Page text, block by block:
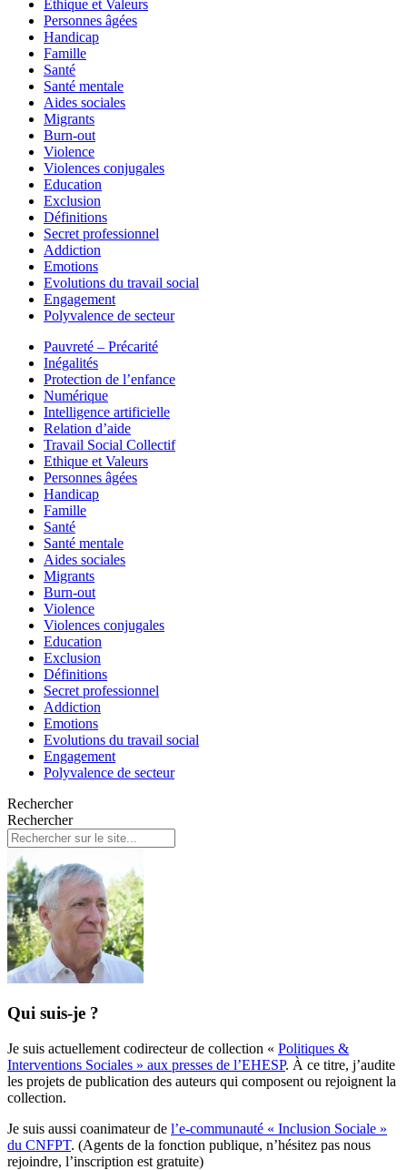
Ethique et Valeurs
Personnes âgées
Handicap
Famille
Santé
Santé mentale
Aides sociales
Migrants
Burn-out
Violence
Violences conjugales
Education
Exclusion
Définitions
Secret professionnel
Addiction
Emotions
Evolutions du travail social
Engagement
Polyvalence de secteur
Pauvreté – Précarité
Inégalités
Protection de l’enfance
Numérique
Intelligence artificielle
Relation d’aide
Travail Social Collectif
Ethique et Valeurs
Personnes âgées
Handicap
Famille
Santé
Santé mentale
Aides sociales
Migrants
Burn-out
Violence
Violences conjugales
Education
Exclusion
Définitions
Secret professionnel
Addiction
Emotions
Evolutions du travail social
Engagement
Polyvalence de secteur
Rechercher
Rechercher
Qui suis-je ?
Je suis actuellement codirecteur de collection « Politiques &
Interventions Sociales » aux presses de l’EHESP. À ce titre, j’audite
les projets de publication des auteurs qui composent ou rejoignent la
collection.
Je suis aussi coanimateur de l’e-communauté « Inclusion Sociale »
du CNFPT. (Agents de la fonction publique, n’hésitez pas nous
rejoindre, l’inscription est gratuite)